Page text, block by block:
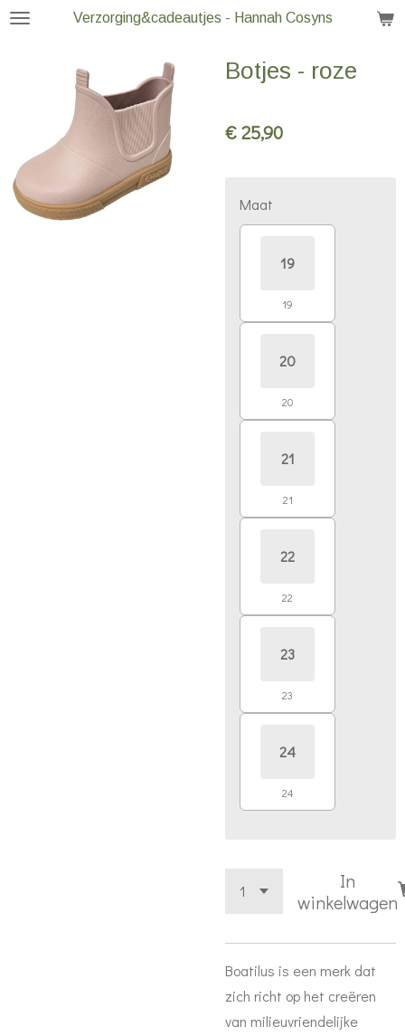
Ga
hoofdinhoud
Verzorging&cadeautjes - Hannah Cosyns
Botjes - roze
€ 25,90
Maat
19
19
20
20
21
21
22
22
23
23
24
24
In
winkelwagen
Boatilus is een merk dat
zich richt op het creëren
van milieuvriendelijke